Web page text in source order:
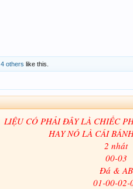
4 others like this.
LIỆU CÓ PHẢI ĐÂY LÀ CHIẾC
HAY NÓ LÀ CÁI
2 nhát
00-03
Đá & AB
01-00-02-